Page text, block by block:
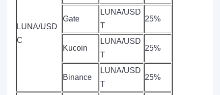
LUNA/USD
C
Gate
LUNA/USD
T
25%
Kucoin
LUNA/USD
T
25%
Binance
LUNA/USD
T
25%